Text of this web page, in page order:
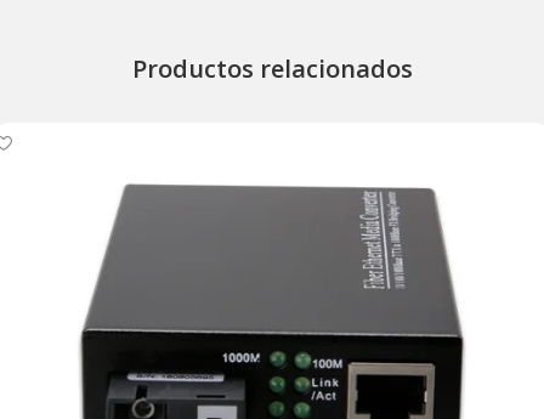
Productos relacionados